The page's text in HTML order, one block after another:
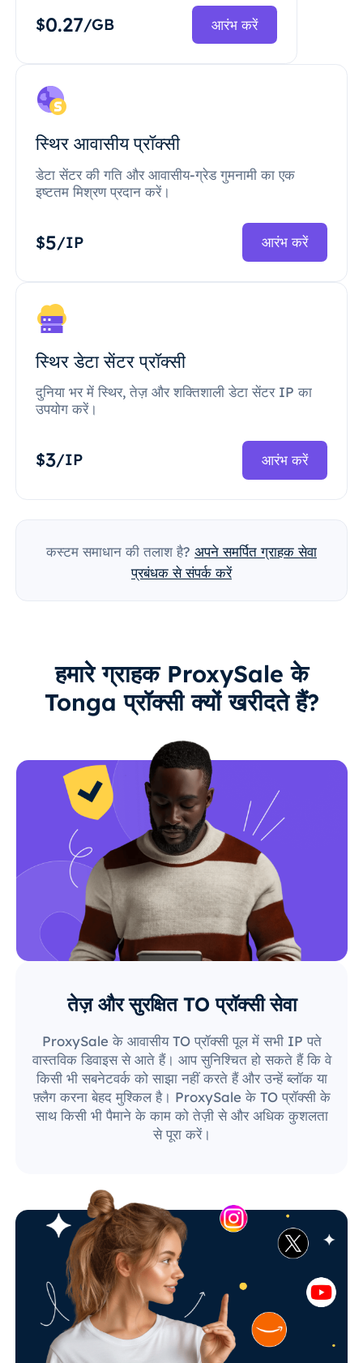
$0.27/GB आरंभ करें
स्थिर आवासीय प्रॉक्सी
डेटा सेंटर की गति और आवासीय-ग्रेड गुमनामी का एक
इष्टतम मिश्रण प्रदान करें।
$5/IP आरंभ करें
स्थिर डेटा सेंटर प्रॉक्सी
दुनिया भर में स्थिर, तेज़ और शक्तिशाली डेटा सेंटर IP का
उपयोग करें।
$3/IP आरंभ करें
कस्टम समाधान की तलाश है? अपने समर्पित ग्राहक सेवा
प्रबंधक से संपर्क करें
हमारे ग्राहक ProxySale के
Tonga प्रॉक्सी क्यों खरीदते हैं?
तेज़ और सुरक्षित TO प्रॉक्सी सेवा
ProxySale के आवासीय TO प्रॉक्सी पूल में सभी IP पते
वास्तविक डिवाइस से आते हैं। आप सुनिश्चित हो सकते हैं कि वे
किसी भी सबनेटवर्क को साझा नहीं करते हैं और उन्हें ब्लॉक या
फ़्लैग करना बेहद मुश्किल है। ProxySale के TO प्रॉक्सी के
साथ किसी भी पैमाने के काम को तेज़ी से और अधिक कुशलता
से पूरा करें।